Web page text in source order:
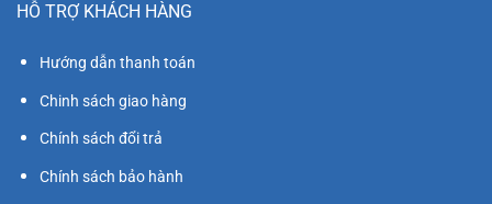
HỖ TRỢ KHÁCH HÀNG
Hướng dẫn thanh toán
Chinh sách giao hàng
Chính sách đổi trả
Chính sách bảo hành